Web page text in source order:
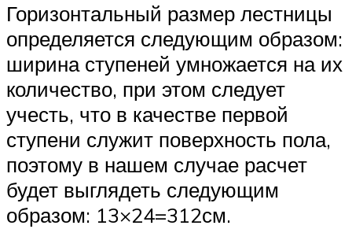
Горизонтальный размер лестницы
определяется следующим образом:
ширина ступеней умножается на их
количество, при этом следует
учесть, что в качестве первой
ступени служит поверхность пола,
поэтому в нашем случае расчет
будет выглядеть следующим
образом: 13×24=312см.